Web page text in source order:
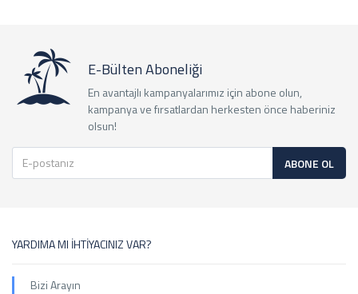
E-Bülten Aboneliği
En avantajlı kampanyalarımız için abone olun,
kampanya ve fırsatlardan herkesten önce haberiniz
olsun!
ABONE OL
YARDIMA MI İHTİYACINIZ VAR?
Bizi Arayın